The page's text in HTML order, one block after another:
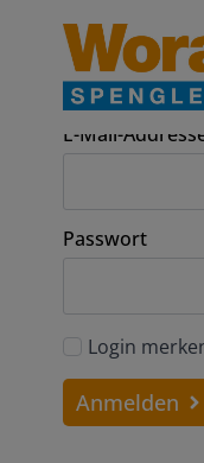
E-Mail-
Passwort
Login
Anmelden